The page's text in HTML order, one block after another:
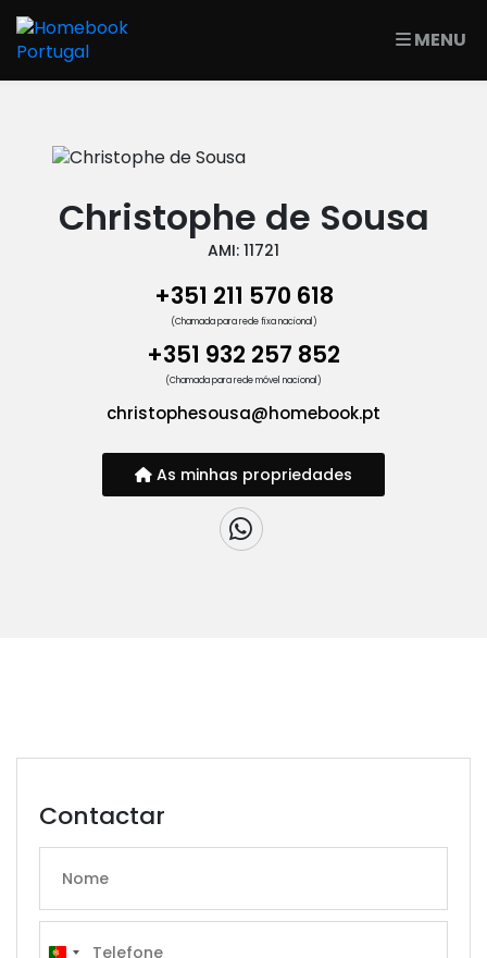
MENU
Christophe de Sousa
AMI: 11721
+351 211 570 618
(Chamada para rede fixa nacional)
+351 932 257 852
(Chamada para rede móvel nacional)
christophesousa@homebook.pt
As minhas propriedades
Contactar